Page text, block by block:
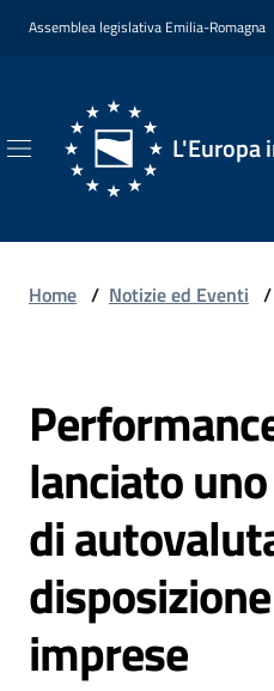
Vai al contenuto
Vai alla navigazione
Vai al footer
Assemblea legislativa Emilia-Romagna
L'Europa
L'Europa
Romagna
Chi
Siamo
Opportunità
Formazione
Home / Notizie ed Eventi /
Salta al contenuto
lanciato
di
imprese